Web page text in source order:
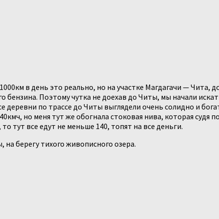
в день это реально, но на участке Магдагачи — Чита,
бензина. Поэтому чутка не доехав до Читы, мы начали
деревни по трассе до Читы выглядели очень солидно и
но меня тут же обогнала стоковая нива, которая судя
тут все едут не меньше 140, топят на все деньги.
берегу тихого живописного озера.